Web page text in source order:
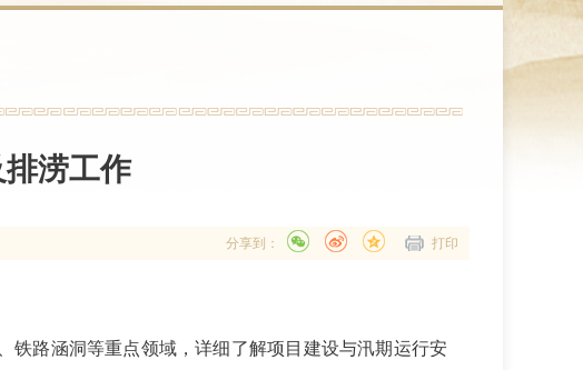
涝工作
打印
分享到：
铁路涵洞等重点领域，详细了解项目建设与汛期运行安